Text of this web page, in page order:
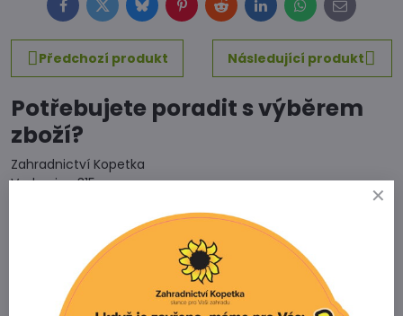
FacebookTwitterBlueskyPinterestRedditLinkedInWhatsApp
E-
mail
Předchozí produkt
Následující produkt
Potřebujete poradit s výběrem
zboží?
Zahradnictví Kopetka
Vedrovice 315
Telefon
+420 731 103 985
Prodejna
+420 607 042 662